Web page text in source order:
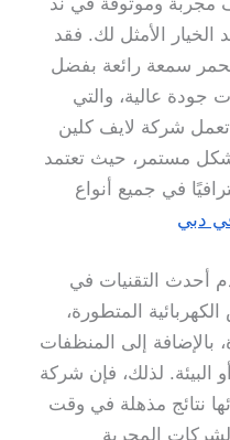
الخيار الأمثل لك. فقد
سمعة رائعة بفضل
جودة عالية، والتي
تعمل شركة لايف كلين
مستمر، حيث تعتمد
في جميع أنواع
دبي
أحدث التقنيات في
المتطورة،
بالإضافة إلى المنظفات
البيئة. لذلك، فإن شركة
نتائج مذهلة في وقت
المجربة